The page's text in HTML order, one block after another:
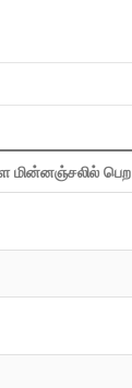
மின்னஞ்சலில் பெற